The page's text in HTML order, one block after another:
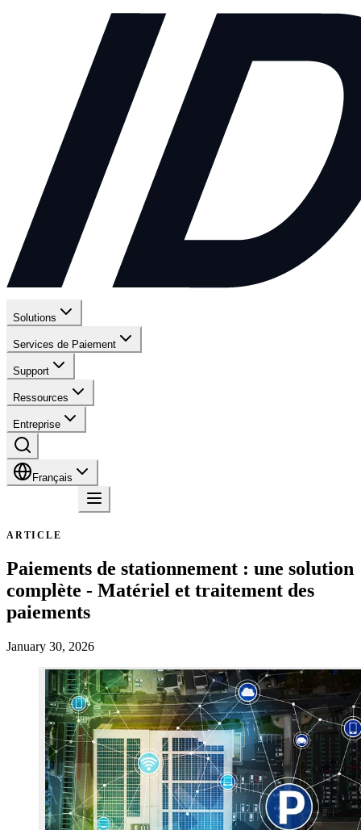
Solutions
Services de Paiement
Support
Ressources
Entreprise
Français
ARTICLE
Paiements de stationnement : une solution
complète - Matériel et traitement des
paiements
January 30, 2026